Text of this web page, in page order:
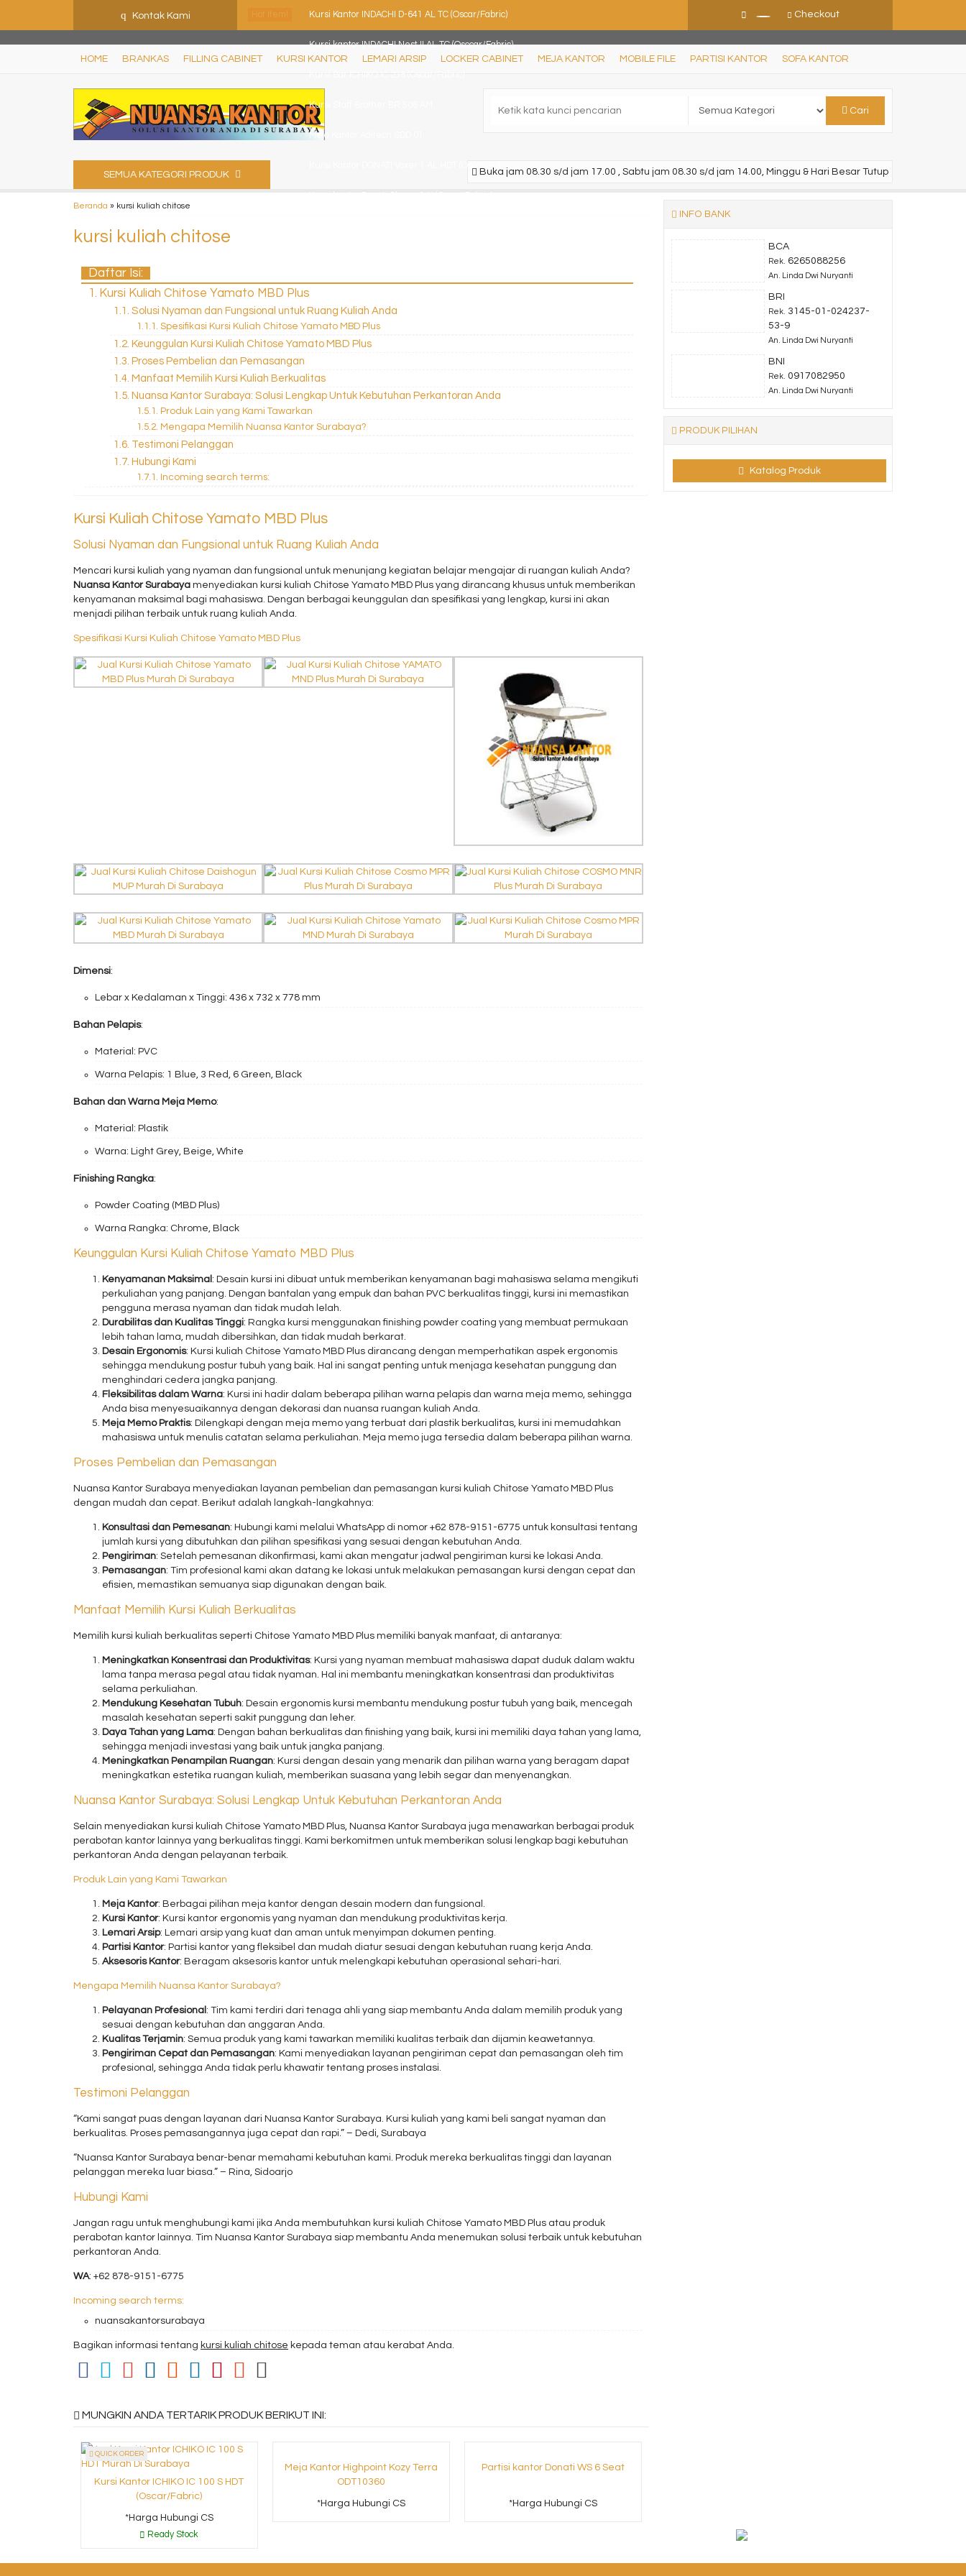
q Kontak Kami Hot Item! Kursi Kantor INDACHI D-641 AL TC (Oscar/Fabric)
Kursi kantor INDACHI Nest II AL TC (Osccar/Fabric)
Kursi Staff Brother BR 506 AM
Meja Kantor Aditech SDD 01
Kursi Kantor DONATI Voxer 1 AL HDT (Oscar/Fabric)
Checkout
HOME BRANKAS FILLING CABINET KURSI KANTOR LEMARI ARSIP LOCKER CABINET MEJA KANTOR MOBILE FILE PARTISI KANTOR SOFA KANTOR
Cari
Buka jam 08.30 s/d jam 17.00 , Sabtu jam 08.30 s/d jam 14.00, Minggu & Hari Besar Tutup
SEMUA KATEGORI PRODUK
Beranda » kursi kuliah chitose
kursi kuliah chitose
Daftar Isi:
Kursi Kuliah Chitose Yamato MBD Plus
Solusi Nyaman dan Fungsional untuk Ruang Kuliah Anda
Spesifikasi Kursi Kuliah Chitose Yamato MBD Plus
Keunggulan Kursi Kuliah Chitose Yamato MBD Plus
Proses Pembelian dan Pemasangan
Manfaat Memilih Kursi Kuliah Berkualitas
Nuansa Kantor Surabaya: Solusi Lengkap Untuk Kebutuhan Perkantoran Anda
Produk Lain yang Kami Tawarkan
Mengapa Memilih Nuansa Kantor Surabaya?
Testimoni Pelanggan
Hubungi Kami
Incoming search terms:
Kursi Kuliah Chitose Yamato MBD Plus
Solusi Nyaman dan Fungsional untuk Ruang Kuliah Anda
Mencari kursi kuliah yang nyaman dan fungsional untuk menunjang kegiatan belajar mengajar di ruangan kuliah Anda?
Nuansa Kantor Surabaya menyediakan kursi kuliah Chitose Yamato MBD Plus yang dirancang khusus untuk memberikan
kenyamanan maksimal bagi mahasiswa. Dengan berbagai keunggulan dan spesifikasi yang lengkap, kursi ini akan
menjadi pilihan terbaik untuk ruang kuliah Anda.
Spesifikasi Kursi Kuliah Chitose Yamato MBD Plus
Dimensi:
Lebar x Kedalaman x Tinggi: 436 x 732 x 778 mm
Bahan Pelapis:
Material: PVC
Warna Pelapis: 1 Blue, 3 Red, 6 Green, Black
Bahan dan Warna Meja Memo:
Material: Plastik
Warna: Light Grey, Beige, White
Finishing Rangka:
Powder Coating (MBD Plus)
Warna Rangka: Chrome, Black
Keunggulan Kursi Kuliah Chitose Yamato MBD Plus
Kenyamanan Maksimal : Desain kursi ini dibuat untuk memberikan kenyamanan bagi mahasiswa selama mengikuti
perkuliahan yang panjang. Dengan bantalan yang empuk dan bahan PVC berkualitas tinggi, kursi ini memastikan
pengguna merasa nyaman dan tidak mudah lelah.
Durabilitas dan Kualitas Tinggi: Rangka kursi menggunakan finishing powder coating yang membuat permukaan
lebih tahan lama, mudah dibersihkan, dan tidak mudah berkarat.
Desain Ergonomis: Kursi kuliah Chitose Yamato MBD Plus dirancang dengan memperhatikan aspek ergonomis
sehingga mendukung postur tubuh yang baik. Hal ini sangat penting untuk menjaga kesehatan punggung dan
menghindari cedera jangka panjang.
Fleksibilitas dalam Warna: Kursi ini hadir dalam beberapa pilihan warna pelapis dan warna meja memo, sehingga
Anda bisa menyesuaikannya dengan dekorasi dan nuansa ruangan kuliah Anda.
Meja Memo Praktis: Dilengkapi dengan meja memo yang terbuat dari plastik berkualitas, kursi ini memudahkan
mahasiswa untuk menulis catatan selama perkuliahan. Meja memo juga tersedia dalam beberapa pilihan warna.
Proses Pembelian dan Pemasangan
Nuansa Kantor Surabaya menyediakan layanan pembelian dan pemasangan kursi kuliah Chitose Yamato MBD Plus
dengan mudah dan cepat. Berikut adalah langkah-langkahnya:
Konsultasi dan Pemesanan: Hubungi kami melalui WhatsApp di nomor +62 878-9151-6775 untuk konsultasi tentang
jumlah kursi yang dibutuhkan dan pilihan spesifikasi yang sesuai dengan kebutuhan Anda.
Pengiriman: Setelah pemesanan dikonfirmasi, kami akan mengatur jadwal pengiriman kursi ke lokasi Anda.
Pemasangan: Tim profesional kami akan datang ke lokasi untuk melakukan pemasangan kursi dengan cepat dan
efisien, memastikan semuanya siap digunakan dengan baik.
Manfaat Memilih Kursi Kuliah Berkualitas
Memilih kursi kuliah berkualitas seperti Chitose Yamato MBD Plus memiliki banyak manfaat, di antaranya:
Meningkatkan Konsentrasi dan Produktivitas: Kursi yang nyaman membuat mahasiswa dapat duduk dalam waktu
lama tanpa merasa pegal atau tidak nyaman. Hal ini membantu meningkatkan konsentrasi dan produktivitas
selama perkuliahan.
Mendukung Kesehatan Tubuh: Desain ergonomis kursi membantu mendukung postur tubuh yang baik, mencegah
masalah kesehatan seperti sakit punggung dan leher.
Daya Tahan yang Lama: Dengan bahan berkualitas dan finishing yang baik, kursi ini memiliki daya tahan yang lama,
sehingga menjadi investasi yang baik untuk jangka panjang.
Meningkatkan Penampilan Ruangan: Kursi dengan desain yang menarik dan pilihan warna yang beragam dapat
meningkatkan estetika ruangan kuliah, memberikan suasana yang lebih segar dan menyenangkan.
Nuansa Kantor Surabaya: Solusi Lengkap Untuk Kebutuhan Perkantoran Anda
Selain menyediakan kursi kuliah Chitose Yamato MBD Plus, Nuansa Kantor Surabaya juga menawarkan berbagai produk
perabotan kantor lainnya yang berkualitas tinggi. Kami berkomitmen untuk memberikan solusi lengkap bagi kebutuhan
perkantoran Anda dengan pelayanan terbaik.
Produk Lain yang Kami Tawarkan
Meja Kantor: Berbagai pilihan meja kantor dengan desain modern dan fungsional.
Kursi Kantor: Kursi kantor ergonomis yang nyaman dan mendukung produktivitas kerja.
Lemari Arsip: Lemari arsip yang kuat dan aman untuk menyimpan dokumen penting.
Partisi Kantor: Partisi kantor yang fleksibel dan mudah diatur sesuai dengan kebutuhan ruang kerja Anda.
Aksesoris Kantor: Beragam aksesoris kantor untuk melengkapi kebutuhan operasional sehari-hari.
Mengapa Memilih Nuansa Kantor Surabaya?
Pelayanan Profesional : Tim kami terdiri dari tenaga ahli yang siap membantu Anda dalam memilih produk yang
sesuai dengan kebutuhan dan anggaran Anda.
Kualitas Terjamin: Semua produk yang kami tawarkan memiliki kualitas terbaik dan dijamin keawetannya.
Pengiriman Cepat dan Pemasangan: Kami menyediakan layanan pengiriman cepat dan pemasangan oleh tim
profesional, sehingga Anda tidak perlu khawatir tentang proses instalasi.
Testimoni Pelanggan
“Kami sangat puas dengan layanan dari Nuansa Kantor Surabaya. Kursi kuliah yang kami beli sangat nyaman dan
berkualitas. Proses pemasangannya juga cepat dan rapi.” – Dedi, Surabaya
“Nuansa Kantor Surabaya benar-benar memahami kebutuhan kami. Produk mereka berkualitas tinggi dan layanan
pelanggan mereka luar biasa.” – Rina, Sidoarjo
Hubungi Kami
Jangan ragu untuk menghubungi kami jika Anda membutuhkan kursi kuliah Chitose Yamato MBD Plus atau produk
perabotan kantor lainnya. Tim Nuansa Kantor Surabaya siap membantu Anda menemukan solusi terbaik untuk kebutuhan
perkantoran Anda.
WA: +62 878-9151-6775
Incoming search terms:
nuansakantorsurabaya
Bagikan informasi tentang kursi kuliah chitose kepada teman atau kerabat Anda.
MUNGKIN ANDA TERTARIK PRODUK BERIKUT INI:
QUICK ORDER
Kursi Kantor ICHIKO IC 100 S HDT
(Oscar/Fabric)
*Harga Hubungi CS
Ready Stock
Meja Kantor Highpoint Kozy Terra
ODT10360
*Harga Hubungi CS
Partisi kantor Donati WS 6 Seat
*Harga Hubungi CS
INFO BANK
BCA
Rek. 6265088256
An. Linda Dwi Nuryanti
BRI
Rek.
3145-01-024237-
53-9
An. Linda Dwi Nuryanti
BNI
Rek. 0917082950
An. Linda Dwi Nuryanti
PRODUK PILIHAN
Katalog Produk